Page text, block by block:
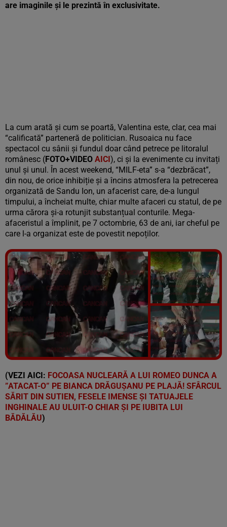
are imaginile și le prezintă în exclusivitate.
La cum arată și cum se poartă, Valentina este, clar, cea mai
“calificată” parteneră de politician. Rusoaica nu face
spectacol cu sânii și fundul doar când petrece pe litoralul
românesc (FOTO+VIDEO AICI), ci și la evenimente cu invitați
unul și unul. În acest weekend, “MILF-eta” s-a “dezbrăcat”,
din nou, de orice inhibiție și a încins atmosfera la petrecerea
organizată de Sandu Ion, un afacerist care, de-a lungul
timpului, a încheiat multe, chiar multe afaceri cu statul, de pe
urma cărora și-a rotunjit substanțual conturile. Mega-
afaceristul a împlinit, pe 7 octombrie, 63 de ani, iar cheful pe
care l-a organizat este de povestit nepoților.
Vezi galeria foto
11 poze
(VEZI AICI: FOCOASA NUCLEARĂ A LUI ROMEO DUNCA A
”ATACAT-O” PE BIANCA DRĂGUȘANU PE PLAJĂ! SFÂRCUL
SĂRIT DIN SUTIEN, FESELE IMENSE ȘI TATUAJELE
INGHINALE AU ULUIT-O CHIAR ȘI PE IUBITA LUI
BĂDĂLĂU)